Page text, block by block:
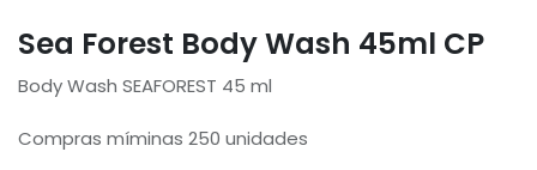
Sea Forest Body Wash 45ml CP
Body Wash SEAFOREST 45 ml
Compras míminas 250 unidades